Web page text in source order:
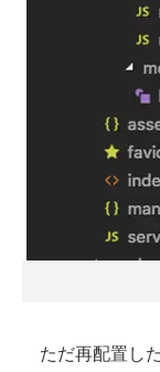
ただ再配置し